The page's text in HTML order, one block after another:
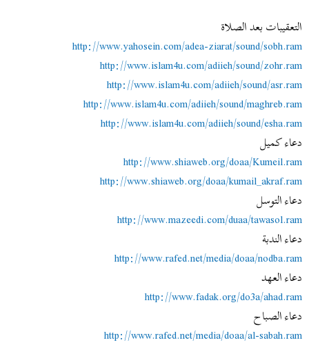
التعقيبات بعد الصلاة
http://www.yahosein.com/adea-ziarat/sound/sobh.ram
http://www.islam4u.com/adiieh/sound/zohr.ram
http://www.islam4u.com/adiieh/sound/asr.ram
http://www.islam4u.com/adiieh/sound/maghreb.ram
http://www.islam4u.com/adiieh/sound/esha.ram
دعاء كميل
http://www.shiaweb.org/doaa/Kumeil.ram
http://www.shiaweb.org/doaa/kumail_akraf.ram
دعاء التوسل
http://www.mazeedi.com/duaa/tawasol.ram
دعاء الندبة
http://www.rafed.net/media/doaa/nodba.ram
دعاء العهد
http://www.fadak.org/do3a/ahad.ram
دعاء الصباح
http://www.rafed.net/media/doaa/al-sabah.ram